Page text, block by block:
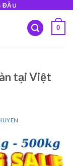
ĐẦU
0
tại Việt